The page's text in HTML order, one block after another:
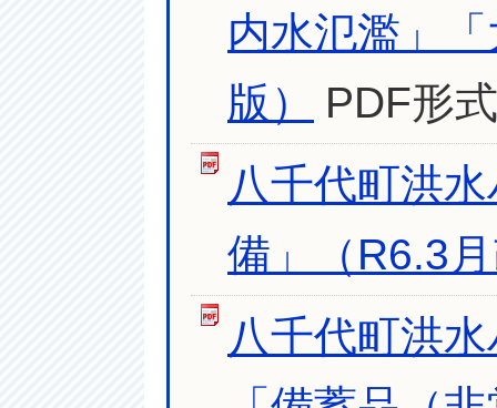
内水氾濫」
版）
PDF形
八千代町洪
備」（R6.3
八千代町洪